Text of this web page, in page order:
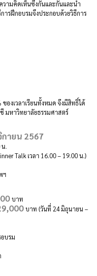
วามคิดเห็นซึ่งกันและกันและนำ
ารฝึกอบรมจึงประกอบด้วยวิธีการ
องเวลาเรียนทั้งหมด จึงมีสิทธิ์ได้
หาวิทยาลัยธรรมศาสตร์
ายน 2567
.
Talk เวลา 16.00 – 19.00 น.)
ฯ
บาท
บาท (วันที่ 24 มิถุนายน –
บรม